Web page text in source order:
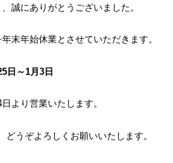
誠にありがとうございました。
末年始休業とさせていただきます。
日～1月3日
より営業いたします。
うぞよろしくお願いいたします。